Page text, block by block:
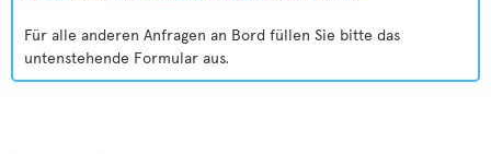
Für alle anderen Anfragen an Bord füllen Sie bitte das
untenstehende Formular aus.